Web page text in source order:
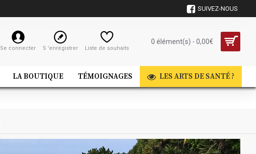
SUIVEZ-NOUS
Se connecter S 'enregistrer Liste de souhaits
0 élément(s) - 0,00€
LA BOUTIQUE TÉMOIGNAGES LES ARTS DE SANTÉ ?